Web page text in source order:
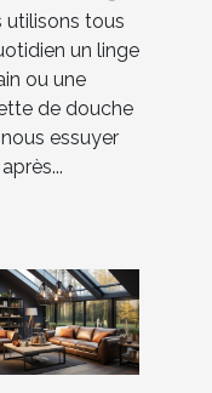
de bain
utilisons tous
un linge
ou une
de douche
essuyer